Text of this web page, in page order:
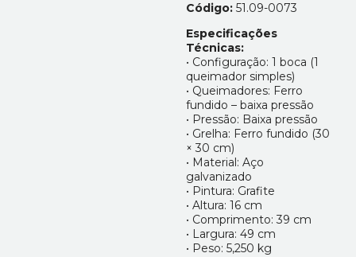
Código: 51.09-0073
Especificações
Técnicas:
• Configuração: 1 boca (1
queimador simples)
• Queimadores: Ferro
fundido – baixa pressão
• Pressão: Baixa pressão
• Grelha: Ferro fundido (30
× 30 cm)
• Material: Aço
galvanizado
• Pintura: Grafite
• Altura: 16 cm
• Comprimento: 39 cm
• Largura: 49 cm
• Peso: 5,250 kg